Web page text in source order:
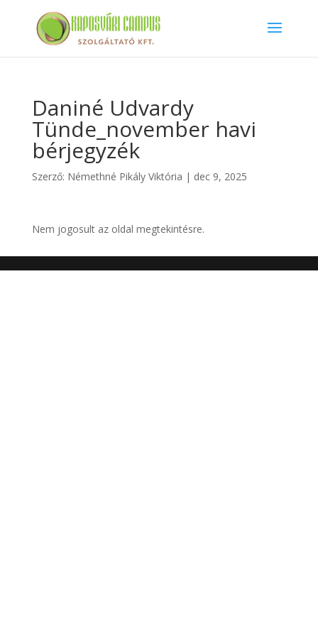
Daniné Udvardy
Tünde_november havi
bérjegyzék
Szerző: Némethné Pikály Viktória | dec 9, 2025
Nem jogosult az oldal megtekintésre.